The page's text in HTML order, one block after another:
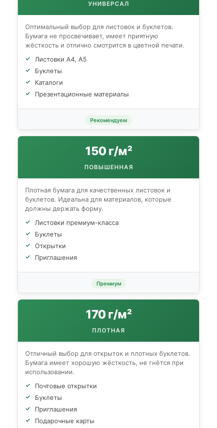
УНИВЕРСАЛ
Оптимальный выбор для листовок и буклетов.
Бумага не просвечивает, имеет приятную
жёсткость и отлично смотрится в цветной печати.
Листовки А4, А5
Буклеты
Каталоги
Презентационные материалы
Рекомендуем
150 г/м²
ПОВЫШЕННАЯ
Плотная бумага для качественных листовок и
буклетов. Идеальна для материалов, которые
должны держать форму.
Листовки премиум-класса
Буклеты
Открытки
Приглашения
Премиум
170 г/м²
ПЛОТНАЯ
Отличный выбор для открыток и плотных буклетов.
Бумага имеет хорошую жёсткость, не гнётся при
использовании.
Почтовые открытки
Буклеты
Приглашения
Подарочные карты